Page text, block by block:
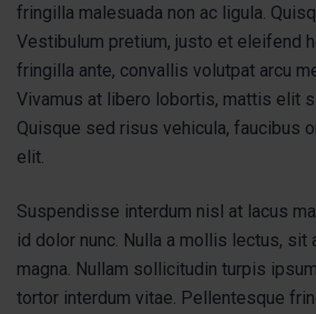
fringilla malesuada non ac ligula.
Vestibulum pretium, justo et eleifend
fringilla ante, convallis volutpat arcu
Vivamus at libero lobortis, mattis elit
Quisque sed risus vehicula, faucibus
elit.
Suspendisse interdum nisl at lacus
id dolor nunc. Nulla a mollis lectus, sit
magna. Nullam sollicitudin turpis
tortor interdum vitae. Pellentesque